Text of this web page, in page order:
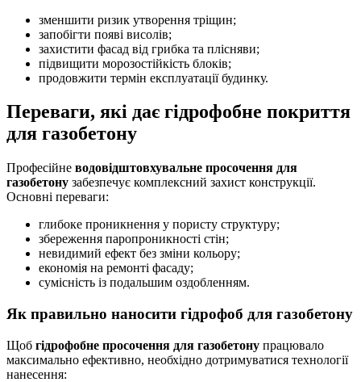
зменшити ризик утворення тріщин;
запобігти появі висолів;
захистити фасад від грибка та плісняви;
підвищити морозостійкість блоків;
продовжити термін експлуатації будинку.
Переваги, які дає гідрофобне покриття
для газобетону
Професійне водовідштовхувальне просочення для
газобетону забезпечує комплексний захист конструкції.
Основні переваги:
глибоке проникнення у пористу структуру;
збереження паропроникності стін;
невидимий ефект без зміни кольору;
економія на ремонті фасаду;
сумісність із подальшим оздобленням.
Як правильно наносити гідрофоб для газобетону
Щоб гідрофобне просочення для газобетону працювало
максимально ефективно, необхідно дотримуватися технології
нанесення: